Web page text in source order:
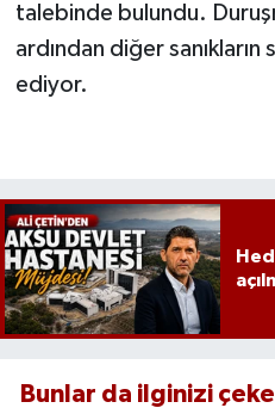
talebinde bulundu.
ardından diğer sanıkların
ediyor.
Bunlar da ilginizi